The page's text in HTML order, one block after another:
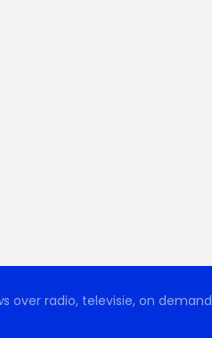
over radio, televisie, on demand